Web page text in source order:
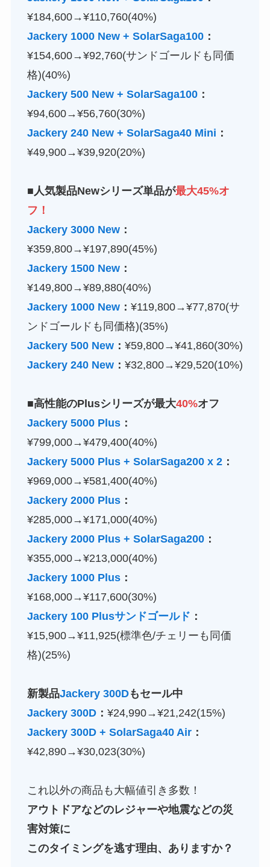
¥184,600→¥110,760(40%)
Jackery 1000 New + SolarSaga100：
¥154,600→¥92,760(サンドゴールドも同価
格)(40%)
Jackery 500 New + SolarSaga100：
¥94,600→¥56,760(30%)
Jackery 240 New + SolarSaga40 Mini ：
¥49,900→¥39,920(20%)
■人気製品Newシリーズ単品が最大45%オ
フ！
Jackery 3000 New：
¥359,800→¥197,890(45%)
Jackery 1500 New：
¥149,800→¥89,880(40%)
Jackery 1000 New： ¥119,800→¥77,870(サ
ンドゴールドも同価格)(35%)
Jackery 500 New： ¥59,800→¥41,860(30%)
Jackery 240 New： ¥32,800→¥29,520(10%)
■高性能のPlusシリーズが最大40%オフ
Jackery 5000 Plus：
¥799,000→¥479,400(40%)
Jackery 5000 Plus + SolarSaga200 x 2：
¥969,000→¥581,400(40%)
Jackery 2000 Plus：
¥285,000→¥171,000(40%)
Jackery 2000 Plus + SolarSaga200：
¥355,000→¥213,000(40%)
Jackery 1000 Plus：
¥168,000→¥117,600(30%)
Jackery 100 Plusサンドゴールド ：
¥15,900→¥11,925(標準色/チェリーも同価
格)(25%)
新製品Jackery 300Dもセール中
Jackery 300D： ¥24,990→¥21,242(15%)
Jackery 300D + SolarSaga40 Air：
¥42,890→¥30,023(30%)
これ以外の商品も大幅値引き多数！
アウトドアなどのレジャーや地震などの災
害対策に
このタイミングを逃す理由、ありますか？